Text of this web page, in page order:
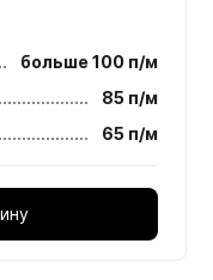
больше 100 п/м
85 п/м
65 п/м